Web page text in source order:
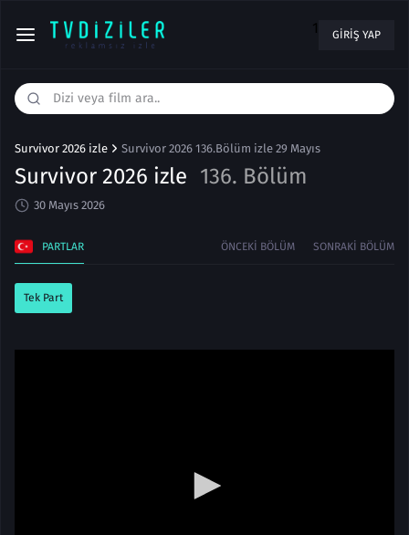
1 GIRIŞ YAP
Survivor 2026 izle Survivor 2026 136.Bölüm izle 29 Mayıs
Survivor 2026 izle 136. Bölüm
30 Mayıs 2026
PARTLAR ÖNCEKI BÖLÜM SONRAKI BÖLÜM
Tek Part